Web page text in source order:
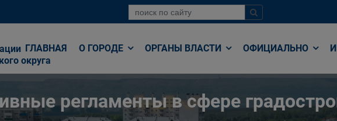
округа
ГЛАВНАЯ О ГОРОДЕ ОРГАНЫ ВЛАСТИ ОФИЦИАЛЬНО
регламенты в сфере